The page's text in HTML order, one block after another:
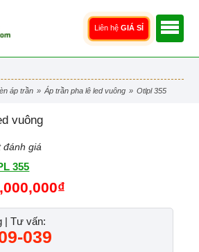
Liên hệ GIÁ SỈ
đèn áp trần » áp trần pha lê led vuông » otlpl 355
vuông
giá
355
| Tư vấn:
039